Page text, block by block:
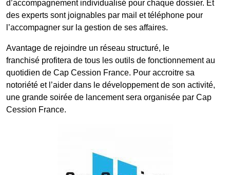
d’accompagnement individualisé pour chaque dossier. Et
des experts sont joignables par mail et téléphone pour
l’accompagner sur la gestion de ses affaires.
Avantage de rejoindre un réseau structuré, le
franchisé profitera de tous les outils de fonctionnement au
quotidien de Cap Cession France. Pour accroitre sa
notoriété et l’aider dans le développement de son activité,
une grande soirée de lancement sera organisée par Cap
Cession France.